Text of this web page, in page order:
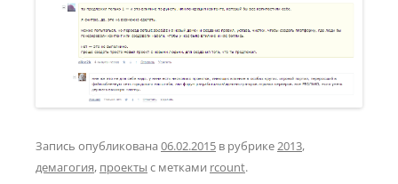
Запись опубликована 06.02.2015 в рубрике2013,
демагогия, проекты с метками rcount.